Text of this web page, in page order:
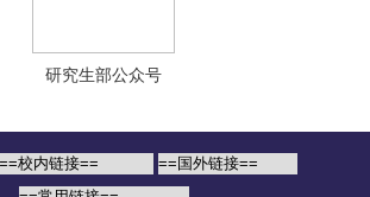
研究生部公众号